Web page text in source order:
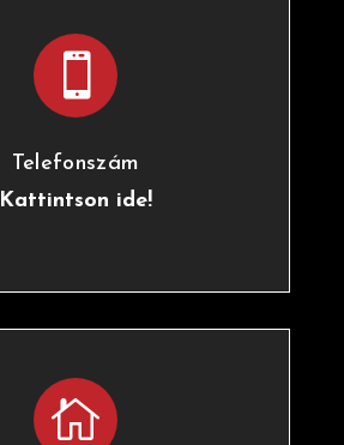

Telefonszám
Kattintson ide!
